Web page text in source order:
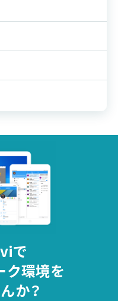
で
ク環境を
か？